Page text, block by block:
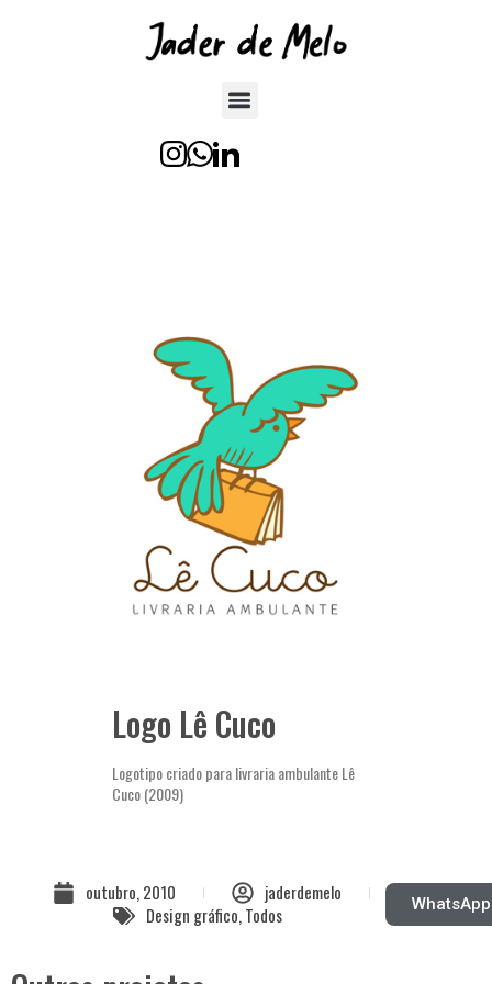
Logo Lê Cuco
Logotipo criado para livraria ambulante Lê
Cuco (2009)
outubro, 2010
jaderdemelo
Design gráfico,Todos WhatsApp